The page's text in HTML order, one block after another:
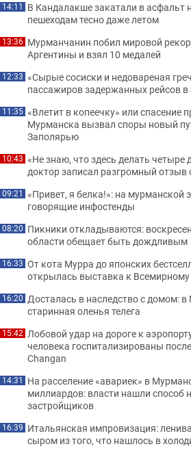
14:11 В Кандалакше закатали в асфальт
пешеходам тесно даже летом
13:36 Мурманчанин побил мировой
Аргентины и взял 10 медалей
12:33 «Сырые сосиски и недовареная
пассажиров задержанных рейсов
11:35 «Влетит в копеечку» или спасение
Мурманска вызвал споры новый
Заполярью
10:43 «Не знаю, что здесь делать четыре
доктор записал разгромный отзыв
09:21 «Привет, я белка!»: на мурманской
говорящие инфостенды
08:20 Пикники откладываются:
области обещает быть дождливым
16:33 От кота Мурра до японских
открылась выставка к
16:20 Досталась в наследство с домом:
старинная оленья телега
15:42 Лобовой удар на дороге к
человека госпитализированы
Changan
14:31 На расселение «авариек» в
миллиардов: власти нашли способ
застройщиков
16:39 Итальянская импровизация:
сыром из того, что нашлось в